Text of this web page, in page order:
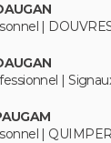
|
|
| QUIMPER